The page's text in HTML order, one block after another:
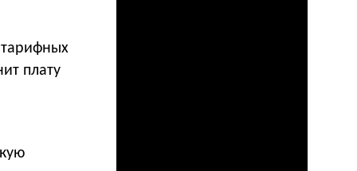
плату